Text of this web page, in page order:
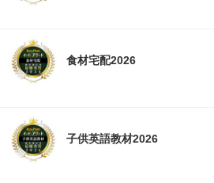
食材宅配2026
子供英語教材2026